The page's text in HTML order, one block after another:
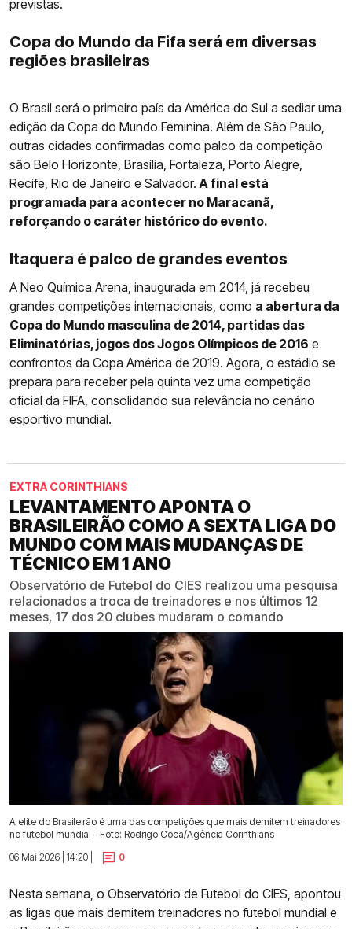
previstas.
Copa do Mundo da Fifa será em diversas
regiões brasileiras
O Brasil será o primeiro país da América do Sul a sediar uma
edição da Copa do Mundo Feminina. Além de São Paulo,
outras cidades confirmadas como palco da competição
são Belo Horizonte, Brasília, Fortaleza, Porto Alegre,
Recife, Rio de Janeiro e Salvador. A final está
programada para acontecer no Maracanã,
reforçando o caráter histórico do evento.
Itaquera é palco de grandes eventos
A Neo Química Arena, inaugurada em 2014, já recebeu
grandes competições internacionais, como a abertura da
Copa do Mundo masculina de 2014, partidas das
Eliminatórias, jogos dos Jogos Olímpicos de 2016 e
confrontos da Copa América de 2019. Agora, o estádio se
prepara para receber pela quinta vez uma competição
oficial da FIFA, consolidando sua relevância no cenário
esportivo mundial.
EXTRA CORINTHIANS
LEVANTAMENTO APONTA O
BRASILEIRÃO COMO A SEXTA LIGA DO
MUNDO COM MAIS MUDANÇAS DE
TÉCNICO EM 1 ANO
Observatório de Futebol do CIES realizou uma pesquisa
relacionados a troca de treinadores e nos últimos 12
meses, 17 dos 20 clubes mudaram o comando
A elite do Brasileirão é uma das competições que mais demitem treinadores
no futebol mundial - Foto: Rodrigo Coca/Agência Corinthians
06 Mai 2026 | 14:20 |
0
Nesta semana, o Observatório de Futebol do CIES, apontou
as ligas que mais demitem treinadores no futebol mundial e